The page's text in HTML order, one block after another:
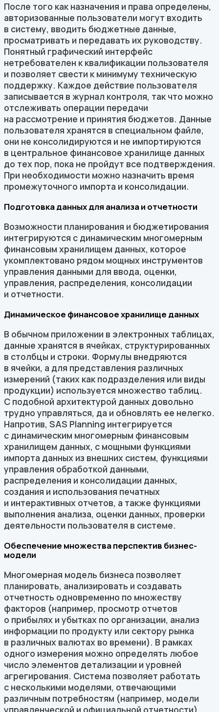
После того как назначения и права определены,
авторизованные пользователи могут входить
в систему, вводить бюджетные данные,
просматривать и передавать их руководству.
Понятный графический интерфейс
нетребователен к квалификации пользователя
и позволяет свести к минимуму техническую
поддержку. Каждое действие пользователя
записывается в журнал контроля, так что можно
отслеживать операции передачи
на рассмотрение и принятия бюджетов. Данные
пользователя хранятся в специальном файле,
они не консолидируются и не импортируются
в центральное финансовое хранилище данных
до тех пор, пока не пройдут все подтверждения.
При необходимости можно назначить время
промежуточного импорта и консолидации.
Подготовка данных для анализа и отчетности
Возможности планирования и бюджетирования
интегрируются с динамическим многомерным
финансовым хранилищем данных, которое
укомплектовано рядом мощных инструментов
управления данными для ввода, оценки,
управления, распределения, консолидации
и отчетности.
Динамическое финансовое хранилище данных
В обычном приложении в электронных таблицах,
данные хранятся в ячейках, структурированных
в столбцы и строки. Формулы внедряются
в ячейки, а для представления различных
измерений (таких как подразделения или виды
продукции) используется множество таблиц.
С подобной архитектурой данных довольно
трудно управляться, да и обновлять ее нелегко.
Напротив, SAS Planning интегрируется
с динамическим многомерным финансовым
хранилищем данных, с мощными функциями
импорта данных из внешних систем, функциями
управления обработкой данными,
распределения и консолидации данных,
создания и использования печатных
и интерактивных отчетов, а также функциями
выполнения анализа, оценки данных, проверки
деятельности пользователя в системе.
Обеспечение множества перспектив бизнес-
модели
Многомерная модель бизнеса позволяет
планировать, анализировать и создавать
отчетность одновременно по множеству
факторов (например, просмотр отчетов
о прибылях и убытках по организации, анализ
информации по продукту или сектору рынка
в различных валютах во времени). В рамках
одного измерения можно определять любое
число элементов детализации и уровней
агрегирования. Система позволяет работать
с несколькими моделями, отвечающими
различным потребностям (например, модели
управленческой и официальной отчетности).